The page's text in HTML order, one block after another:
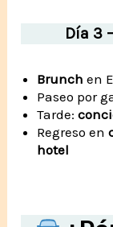
Día 3
Brunch en
Paseo por
Tarde:
Regreso en
hotel